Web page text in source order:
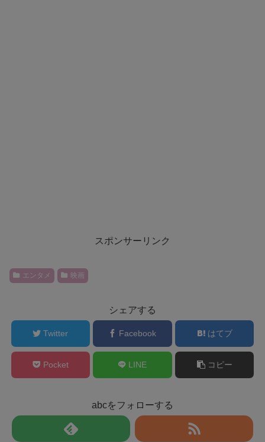
スポンサーリンク
エンタメ 映画
シェアする
Twitter Facebook はてブ
Pocket LINE コピー
abcをフォローする